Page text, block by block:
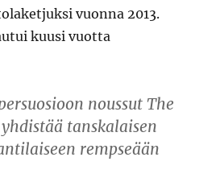
vuonna 2013.
kuusi vuotta
noussut The
tanskalaisen
rempseään